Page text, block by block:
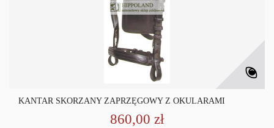
KANTAR SKÓRZANY ZAPRZĘGOWY Z OKULARAMI
860,00 zł